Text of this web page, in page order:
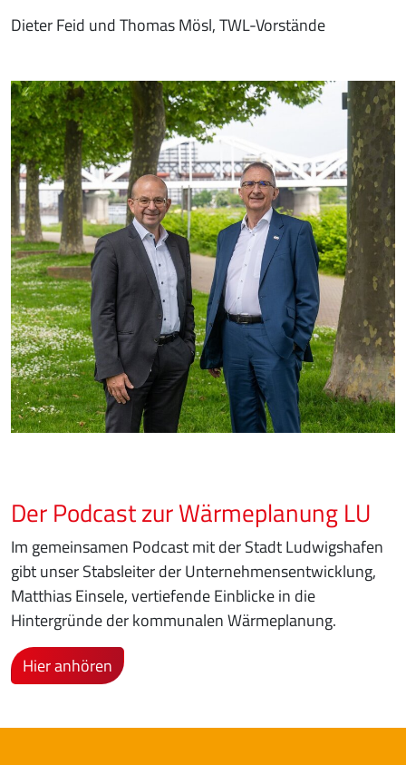
Dieter Feid und Thomas Mösl, TWL-Vorstände
Der Podcast zur Wärmeplanung LU
Im gemeinsamen Podcast mit der Stadt Ludwigshafen
gibt unser Stabsleiter der Unternehmensentwicklung,
Matthias Einsele, vertiefende Einblicke in die
Hintergründe der kommunalen Wärmeplanung.
Hier anhören